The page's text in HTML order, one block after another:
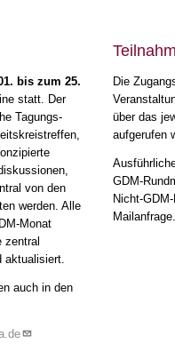
bis zum 25.
statt. Der
Tagungs-
von den
werden. Alle
Monat
zentral
aktualisiert.
auch in den
Die
über das
aufgerufen
GDM-
Nicht-
Mailanfrage.